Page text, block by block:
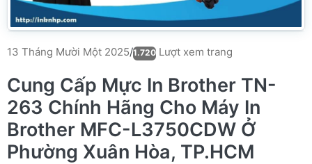
13 Tháng Mười Một 2025/1.720 Lượt xem trang
Cung Cấp Mực In Brother TN-
263 Chính Hãng Cho Máy In
Brother MFC-L3750CDW Ở
Phường Xuân Hòa, TP.HCM